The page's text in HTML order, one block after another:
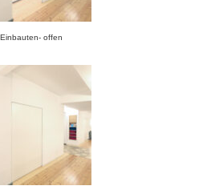
Einbauten- offen